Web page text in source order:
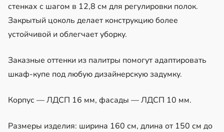
стенках с шагом в 12,8 см для регулировки полок.
Закрытый цоколь делает конструкцию более
устойчивой и облегчает уборку.
Заказные оттенки из палитры помогут адаптировать
шкаф-купе под любую дизайнерскую задумку.
Корпус — ЛДСП 16 мм, фасады — ЛДСП 10 мм.
Размеры изделия: ширина 160 см, длина от 150 см до